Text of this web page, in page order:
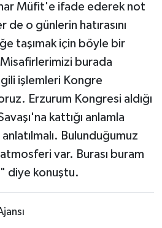
Müfit'e ifade ederek not
de o günlerin hatırasını
taşımak için böyle bir
burada
işlemleri Kongre
Erzurum Kongresi aldığı
kattığı anlamla
Bulunduğumuz
atmosferi var. Burası buram
diye konuştu.